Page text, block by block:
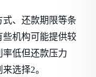
、还款期限等条
机构可能提供较
低但还款压力
选择2。